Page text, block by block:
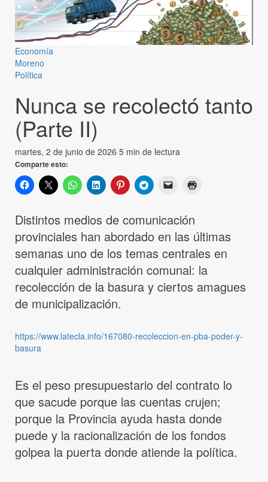
Economía
Moreno
Política
Nunca se recolectó tanto
(Parte II)
martes, 2 de junio de 2026 5 min de lectura
Comparte esto:
Distintos medios de comunicación
provinciales han abordado en las últimas
semanas uno de los temas centrales en
cualquier administración comunal: la
recolección de la basura y ciertos amagues
de municipalización.
https://www.latecla.info/167080-recoleccion-en-pba-poder-y-
basura
Es el peso presupuestario del contrato lo
que sacude porque las cuentas crujen;
porque la Provincia ayuda hasta donde
puede y la racionalización de los fondos
golpea la puerta donde atiende la política.